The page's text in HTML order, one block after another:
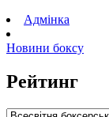
Адмінка
Новини боксу
Рейтинг